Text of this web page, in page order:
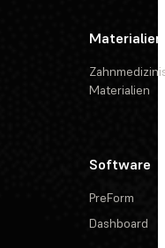
Materialien
Materialien
Software
PreForm
Dashboard